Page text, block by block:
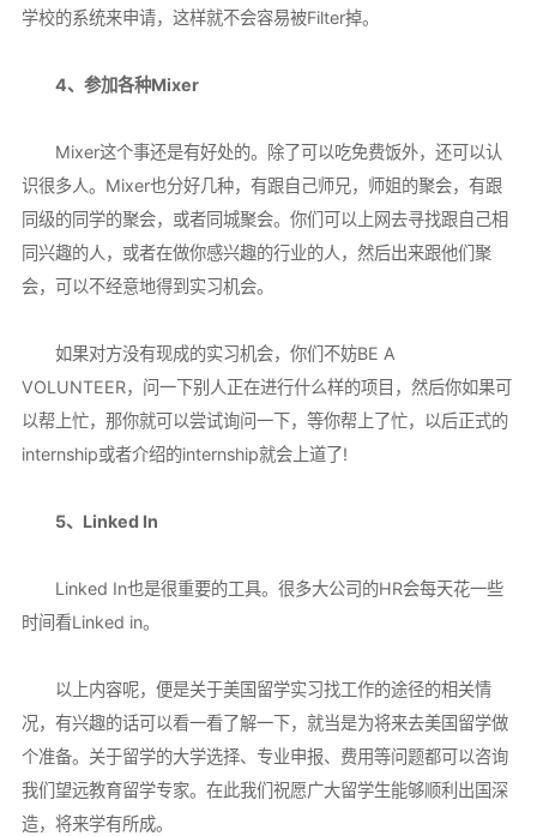
学校的系统来申请，这样就不会容易被Filter掉。
4、参加各种Mixer
Mixer这个事还是有好处的。除了可以吃免费饭外，还可以认
识很多人。Mixer也分好几种，有跟自己师兄，师姐的聚会，有跟
同级的同学的聚会，或者同城聚会。你们可以上网去寻找跟自己相
同兴趣的人，或者在做你感兴趣的行业的人，然后出来跟他们聚
会，可以不经意地得到实习机会。
如果对方没有现成的实习机会，你们不妨BE A
VOLUNTEER，问一下别人正在进行什么样的项目，然后你如果可
以帮上忙，那你就可以尝试询问一下，等你帮上了忙，以后正式的
internship或者介绍的internship就会上道了!
5、Linked In
Linked In也是很重要的工具。很多大公司的HR会每天花一些
时间看Linked in。
以上内容呢，便是关于美国留学实习找工作的途径的相关情
况，有兴趣的话可以看一看了解一下，就当是为将来去美国留学做
个准备。关于留学的大学选择、专业申报、费用等问题都可以咨询
我们望远教育留学专家。在此我们祝愿广大留学生能够顺利出国深
造，将来学有所成。